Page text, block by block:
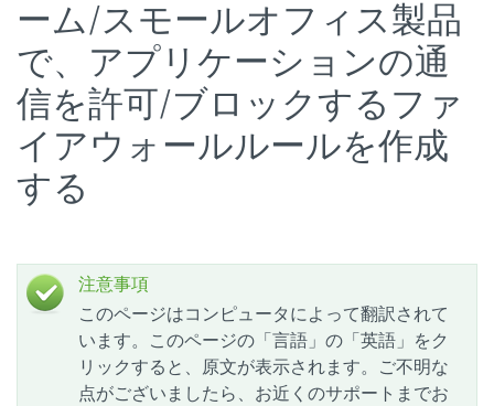
ーム/スモールオフィス製品
で、アプリケーションの通
信を許可/ブロックするファ
イアウォールルールを作成
する
注意事項
このページはコンピュータによって翻訳されて
います。このページの「言語」の「英語」をク
リックすると、原文が表示されます。ご不明な
点がございましたら、お近くのサポートまでお